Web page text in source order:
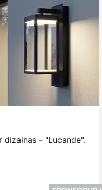
- "Lucande".